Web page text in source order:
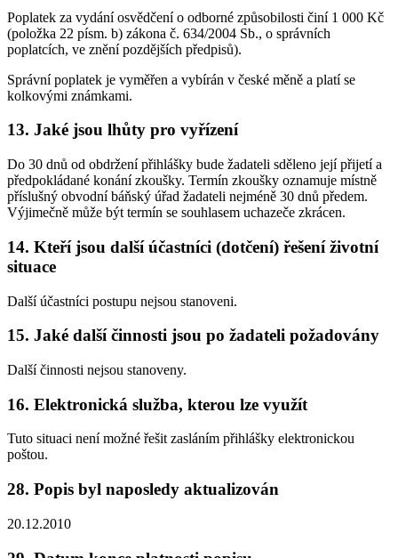
Poplatek za vydání osvědčení o odborné způsobilosti činí 1 000 Kč
(položka 22 písm. b) zákona č. 634/2004 Sb., o správních
poplatcích, ve znění pozdějších předpisů).
Správní poplatek je vyměřen a vybírán v české měně a platí se
kolkovými známkami.
13. Jaké jsou lhůty pro vyřízení
Do 30 dnů od obdržení přihlášky bude žadateli sděleno její přijetí a
předpokládané konání zkoušky. Termín zkoušky oznamuje místně
příslušný obvodní báňský úřad žadateli nejméně 30 dnů předem.
Výjimečně může být termín se souhlasem uchazeče zkrácen.
14. Kteří jsou další účastníci (dotčení) řešení životní
situace
Další účastníci postupu nejsou stanoveni.
15. Jaké další činnosti jsou po žadateli požadovány
Další činnosti nejsou stanoveny.
16. Elektronická služba, kterou lze využít
Tuto situaci není možné řešit zasláním přihlášky elektronickou
poštou.
28. Popis byl naposledy aktualizován
20.12.2010